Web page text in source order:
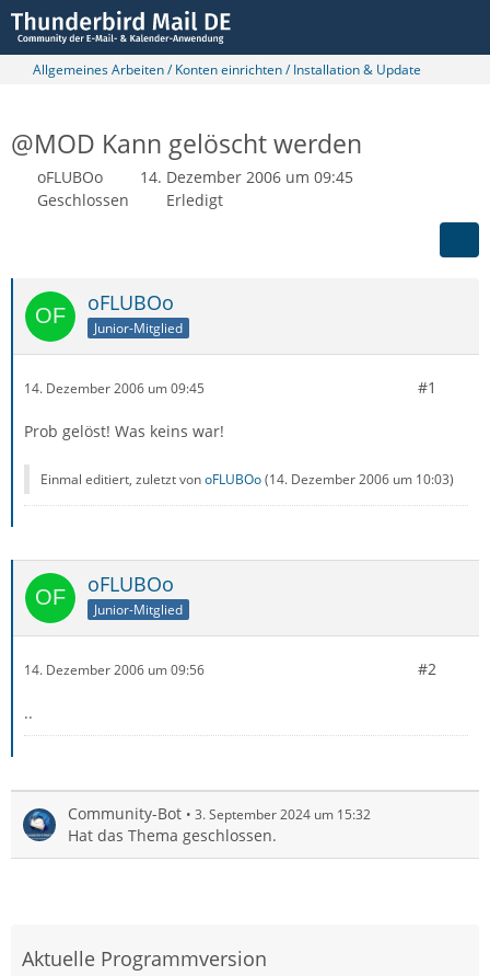
Allgemeines Arbeiten / Konten einrichten / Installation & Update
@MOD Kann gelöscht werden
oFLUBOo
14. Dezember 2006 um 09:45
Geschlossen
Erledigt
oFLUBOo
Junior-Mitglied
14. Dezember 2006 um 09:45 #1
Prob gelöst! Was keins war!
Einmal editiert, zuletzt vonoFLUBOo(14. Dezember 2006 um 10:03)
oFLUBOo
Junior-Mitglied
14. Dezember 2006 um 09:56 #2
..
Community-Bot 3. September 2024 um 15:32
Hat das Thema geschlossen.
Aktuelle Programmversion